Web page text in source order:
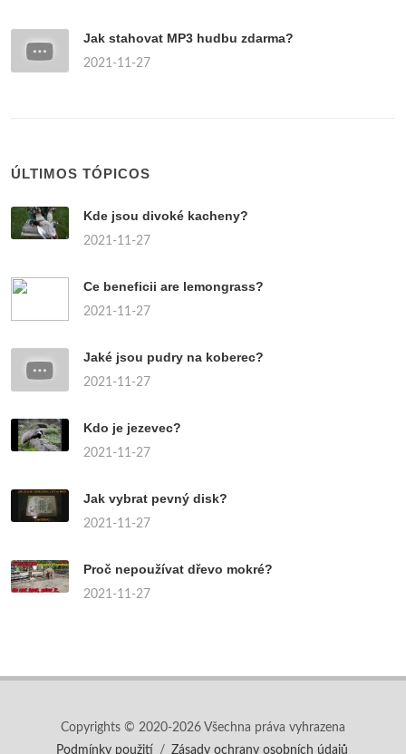
Jak stahovat MP3 hudbu zdarma?
2021-11-27
ÚLTIMOS TÓPICOS
Kde jsou divoké kacheny?
2021-11-27
Ce beneficii are lemongrass?
2021-11-27
Jaké jsou pudry na koberec?
2021-11-27
Kdo je jezevec?
2021-11-27
Jak vybrat pevný disk?
2021-11-27
Proč nepoužívat dřevo mokré?
2021-11-27
Copyrights © 2020-2026 Všechna práva vyhrazena
Podmínky použití
/ Zásady ochrany osobních údajů